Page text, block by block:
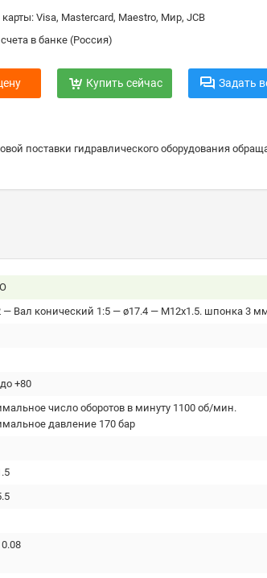
Visa, Mastercard, Maestro, Мир, JCB
в банке (Россия)
Купить сейчас Задать
поставки гидравлического оборудования
— Вал конический 1:5 — ø17.4 — М12x1.5. шпонка 3
+80
число оборотов в минуту 1100 об/мин.
давление 170 бар